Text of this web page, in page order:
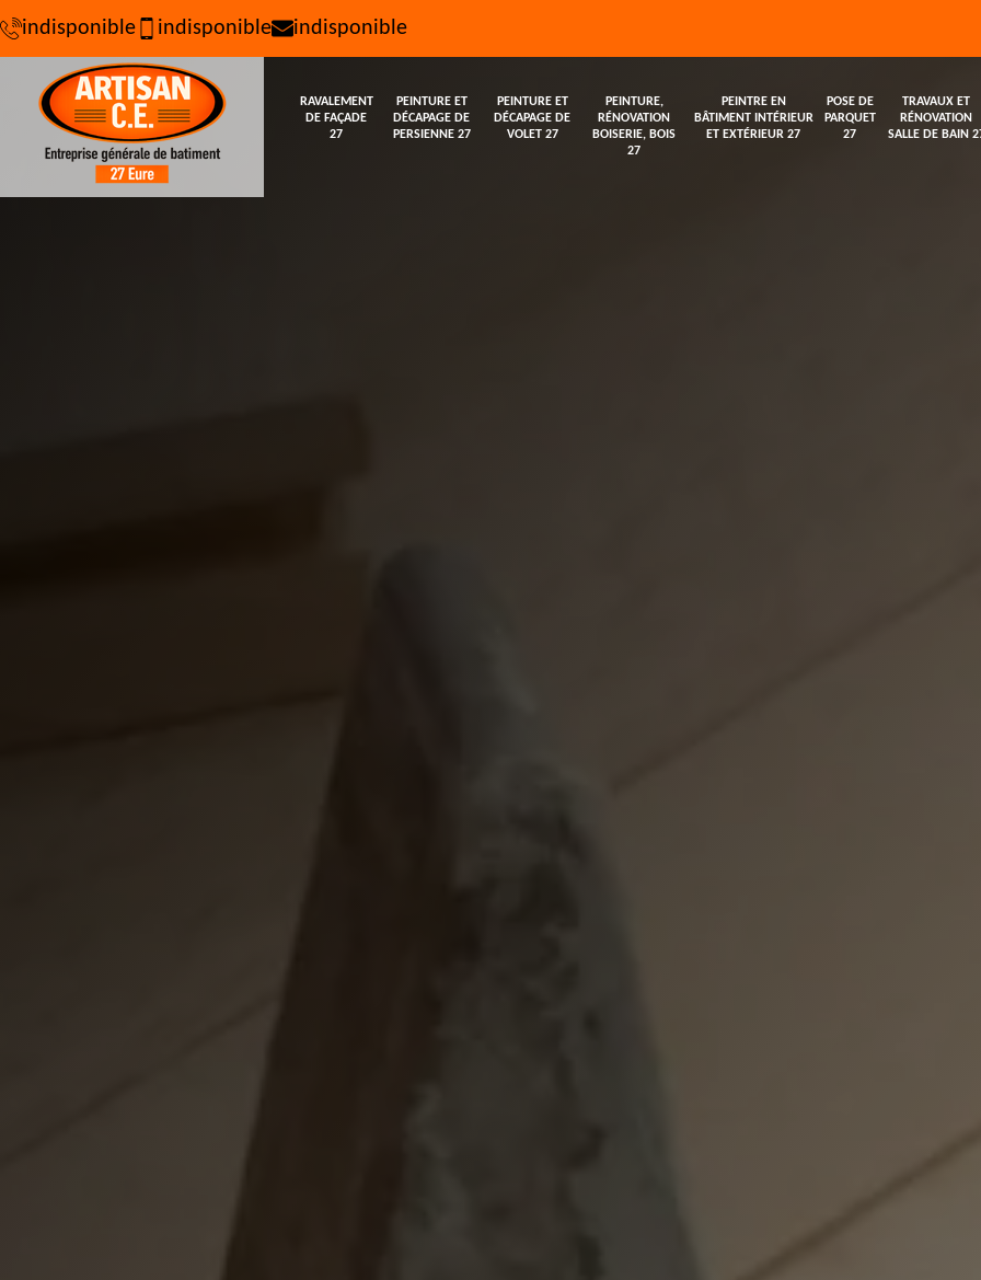
indisponible indisponible indisponible
RAVALEMENT
DE FAÇADE
27
PEINTURE ET
DÉCAPAGE DE
PERSIENNE 27
PEINTURE ET
DÉCAPAGE DE
VOLET 27
PEINTURE,
RÉNOVATION
BOISERIE, BOIS
27
PEINTRE EN
BÂTIMENT INTÉRIEUR
ET EXTÉRIEUR 27
POSE DE
PARQUET
27
TRAVAUX ET
RÉNOVATION
SALLE DE BAIN